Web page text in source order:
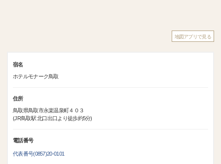
地図アプリで見る
宿名
ホテルモナーク鳥取
住所
鳥取県鳥取市永楽温泉町４０３
(JR鳥取駅 北口出口より徒歩約5分)
電話番号
代表番号(0857)20-0101